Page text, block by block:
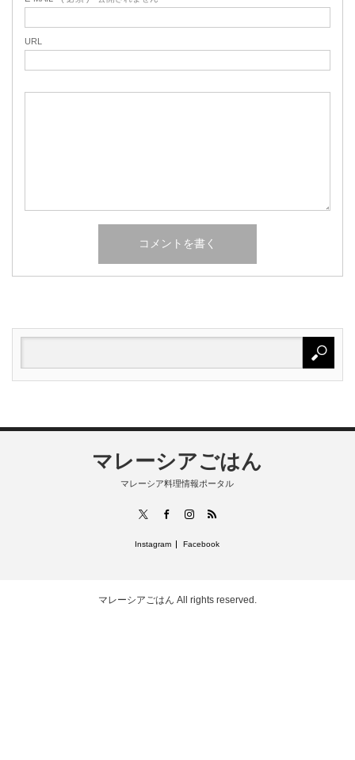
URL
マレーシアごはん
マレーシア料理情報ポータル
FacebookInstagram
RSS
Instagram Facebook
マレーシアごはん All rights reserved.